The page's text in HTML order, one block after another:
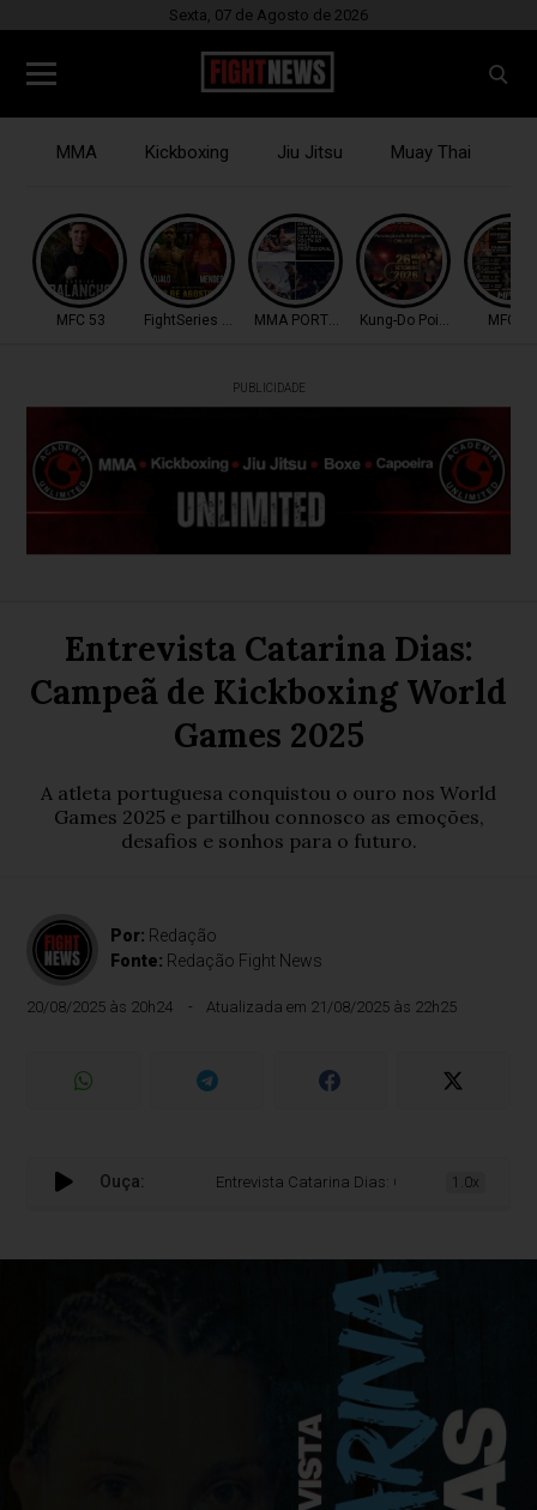
Sexta, 07 de Agosto de 2026
MMA Kickboxing Jiu Jitsu Muay Thai
MFC 53 FightSeries 11 MMA PORTUGALKung-Do Point CombatMFC 53
PUBLICIDADE
Entrevista Catarina Dias:
Campeã de Kickboxing World
Games 2025
A atleta portuguesa conquistou o ouro nos World
Games 2025 e partilhou connosco as emoções,
desafios e sonhos para o futuro.
Por: Redação
Fonte: Redação Fight News
20/08/2025 às 20h24 Atualizada em 21/08/2025 às 22h25
Ouça: Entrevista Catarina Dias: Campeã de Kickboxing
1.0x